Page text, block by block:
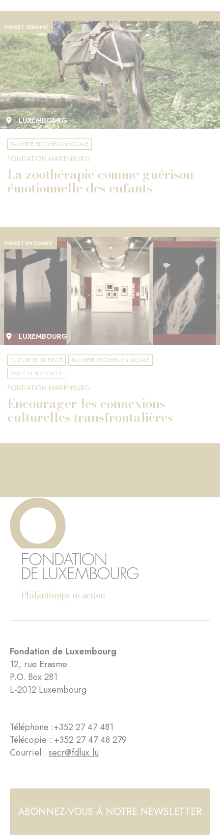
PROJET TERMINÉ
LUXEMBOURG
PAUVRETÉ ET COHÉSION SOCIALE
FONDATION MARIENBURG
La zoothérapie comme guérison
émotionnelle des enfants
PROJET EN COURS
LUXEMBOURG
CULTURE ET DIVERSITÉ
PAUVRETÉ ET COHÉSION SOCIALE
SANTÉ ET RECHERCHE
FONDATION MARIENBURG
Encourager les connexions
culturelles transfrontalières
Fondation de Luxembourg
12, rue Erasme
P.O. Box 281
L-2012 Luxembourg
Téléphone :+352 27 47 481
Télécopie : +352 27 47 48 279
Courriel : secr@fdlux.lu
ABONNEZ-VOUS À NOTRE NEWSLETTER